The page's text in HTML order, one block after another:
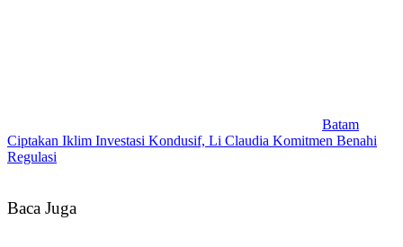
Batam
Ciptakan Iklim Investasi Kondusif, Li Claudia Komitmen Benahi
Regulasi
Baca Juga